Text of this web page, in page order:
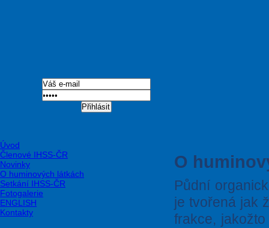
Přihlásit
O
Půdní
je tvořená jak
frakce,
Úvod
Členové IHSS-ČR
Novinky
O huminových látkách
Setkání IHSS-ČR
Fotogalerie
ENGLISH
Kontakty